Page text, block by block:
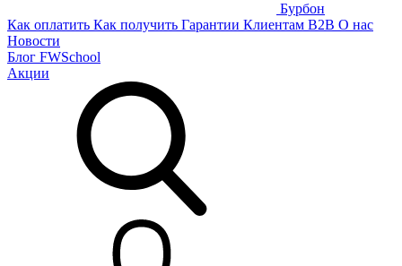
Бурбон
Как оплатить Как получить Гарантии Клиентам B2B О нас
Новости
Блог FWSchool
Акции